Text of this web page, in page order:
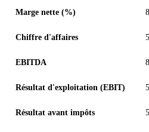
Marge nette (%)
Chiffre d'affaires
EBITDA
Résultat d'exploitation (EBIT)
Résultat avant impôts